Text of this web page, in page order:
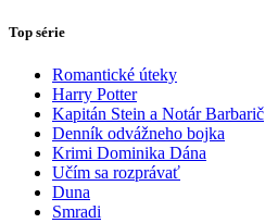
Top série
Romantické úteky
Harry Potter
Kapitán Stein a Notár Barbarič
Denník odvážneho bojka
Krimi Dominika Dána
Učím sa rozprávať
Duna
Smradi